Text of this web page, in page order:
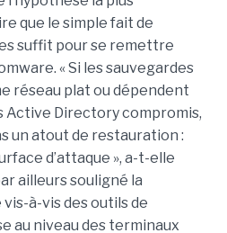
que le simple fait de
suffit pour se remettre
« Si les sauvegardes
réseau plat ou dépendent
Active Directory compromis,
un atout de restauration :
d’attaque », a-t-elle
ailleurs souligné la
à-vis des outils de
au niveau des terminaux